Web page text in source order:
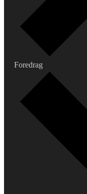
Foredrag